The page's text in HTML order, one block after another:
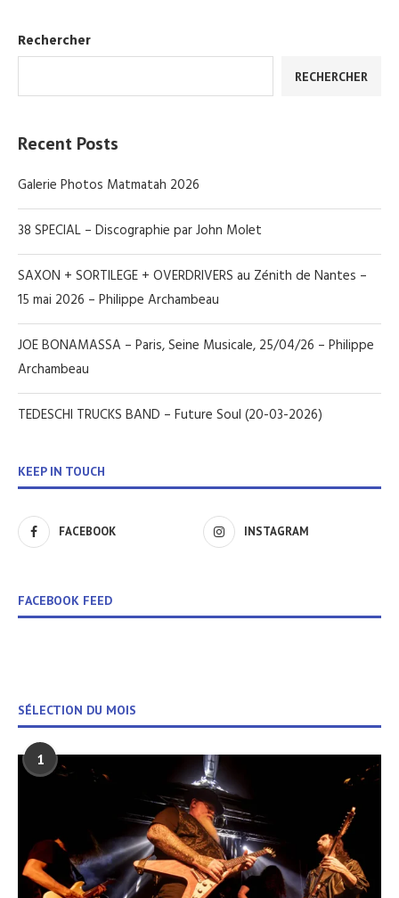
Rechercher
RECHERCHER
Recent Posts
Galerie Photos Matmatah 2026
38 SPECIAL – Discographie par John Molet
SAXON + SORTILEGE + OVERDRIVERS au Zénith de Nantes –
15 mai 2026 – Philippe Archambeau
JOE BONAMASSA – Paris, Seine Musicale, 25/04/26 – Philippe
Archambeau
TEDESCHI TRUCKS BAND – Future Soul (20-03-2026)
KEEP IN TOUCH
FACEBOOK INSTAGRAM
FACEBOOK FEED
SÉLECTION DU MOIS
1